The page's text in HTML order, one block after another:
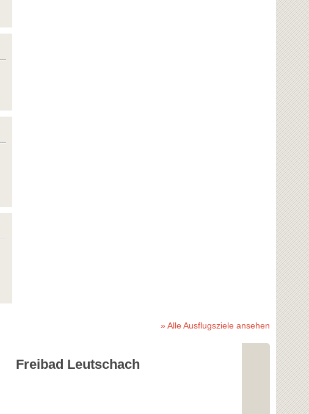
» Alle Ausflugsziele ansehen
Freibad Leutschach Freibad